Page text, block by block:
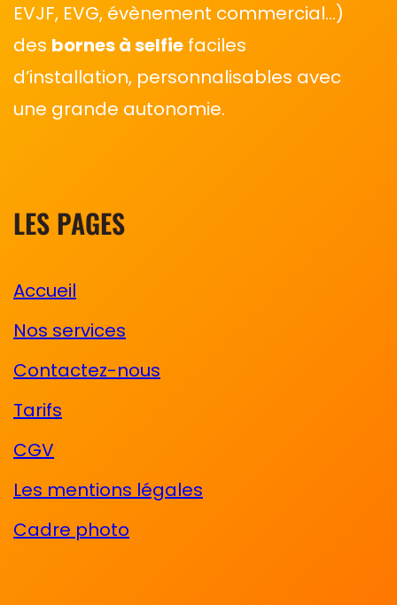
EVJF, EVG, évènement commercial…)
des bornes à selfie faciles
d’installation, personnalisables avec
une grande autonomie.
LES PAGES
Accueil
Nos services
Contactez-nous
Tarifs
CGV
Les mentions légales
Cadre photo